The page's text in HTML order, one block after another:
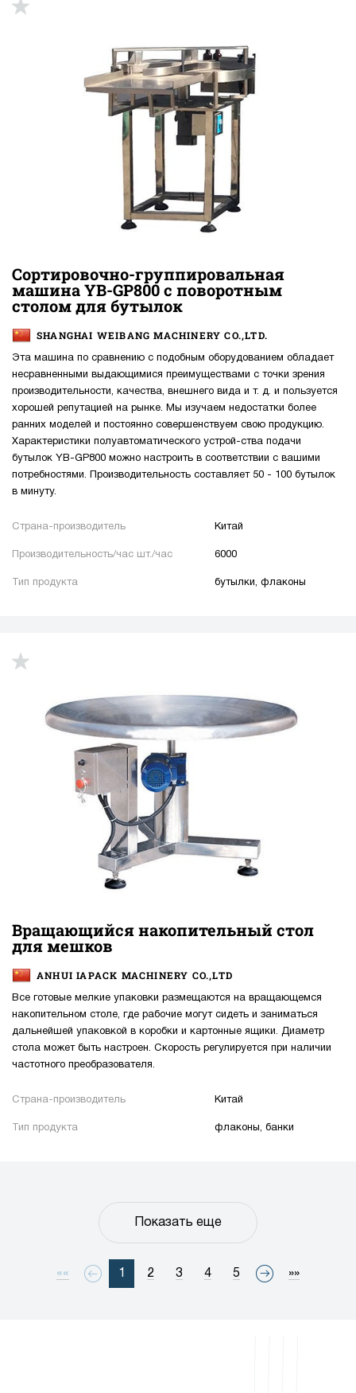
Сортировочно-группировальная
машина YB-GP800 с поворотным
столом для бутылок
SHANGHAI WEIBANG MACHINERY CO.,LTD.
Эта машина по сравнению с подобным оборудованием обладает
несравненными выдающимися преимуществами с точки зрения
производительности, качества, внешнего вида и т. д. и пользуется
хорошей репутацией на рынке. Мы изучаем недостатки более
ранних моделей и постоянно совершенствуем свою продукцию.
Характеристики полуавтоматического устрой-ства подачи
бутылок YB-GP800 можно настроить в соответствии с вашими
потребностями. Производительность составляет 50 - 100 бутылок
в минуту.
Страна-производитель Китай
Производительность/час шт./час 6000
Тип продукта бутылки, флаконы
Вращающийся накопительный стол
для мешков
ANHUI IAPACK MACHINERY CO.,LTD
Все готовые мелкие упаковки размещаются на вращающемся
накопительном столе, где рабочие могут сидеть и заниматься
дальнейшей упаковкой в коробки и картонные ящики. Диаметр
стола может быть настроен. Скорость регулируется при наличии
частотного преобразователя.
Страна-производитель Китай
Тип продукта флаконы, банки
«« 1 2 3 4 5 »»
Показать еще